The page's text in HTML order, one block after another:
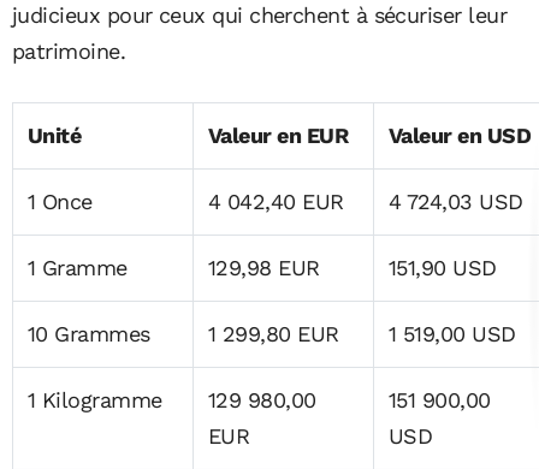
judicieux pour ceux qui cherchent à sécuriser leur
patrimoine.
Unité Valeur en EUR Valeur en USD
1 Once 4 042,40 EUR 4 724,03 USD
1 Gramme 129,98 EUR 151,90 USD
10 Grammes 1 299,80 EUR 1 519,00 USD
1 Kilogramme
129 980,00
EUR
151 900,00
USD